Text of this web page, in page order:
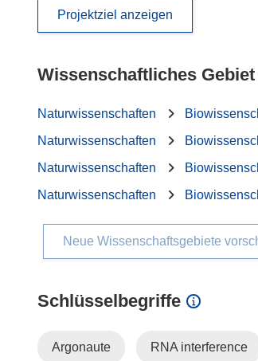
Projektziel anzeigen
Wissenschaftliches
Naturwissenschaften
Naturwissenschaften
Naturwissenschaften
Naturwissenschaften
Neue Wissenschaftsgebiete
Schlüsselbegriffe
Argonaute RNA interference